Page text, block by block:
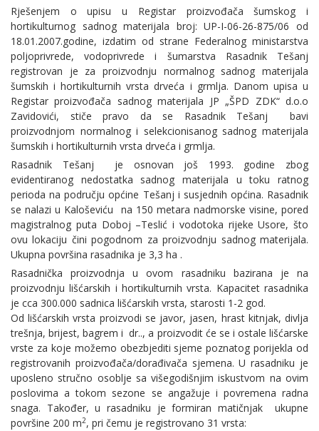
Rješenjem o upisu u Registar proizvođača šumskog i
hortikulturnog sadnog materijala broj: UP-I-06-26-875/06 od
18.01.2007.godine, izdatim od strane Federalnog ministarstva
poljoprivrede, vodoprivrede i šumarstva Rasadnik Tešanj
registrovan je za proizvodnju normalnog sadnog materijala
šumskih i hortikulturnih vrsta drveća i grmlja. Danom upisa u
Registar proizvođača sadnog materijala JP „ŠPD ZDK“ d.o.o
Zavidovići, stiče pravo da se Rasadnik Tešanj bavi
proizvodnjom normalnog i selekcionisanog sadnog materijala
šumskih i hortikulturnih vrsta drveća i grmlja.
Rasadnik Tešanj je osnovan još 1993. godine zbog
evidentiranog nedostatka sadnog materijala u toku ratnog
perioda na području općine Tešanj i susjednih općina. Rasadnik
se nalazi u Kaloševiću na 150 metara nadmorske visine, pored
magistralnog puta Doboj –Teslić i vodotoka rijeke Usore, što
ovu lokaciju čini pogodnom za proizvodnju sadnog materijala.
Ukupna površina rasadnika je 3,3 ha .
Rasadnička proizvodnja u ovom rasadniku bazirana je na
proizvodnju lišćarskih i hortikulturnih vrsta. Kapacitet rasadnika
je cca 300.000 sadnica lišćarskih vrsta, starosti 1-2 god.
Od lišćarskih vrsta proizvodi se javor, jasen, hrast kitnjak, divlja
trešnja, brijest, bagrem i dr.., a proizvodit će se i ostale lišćarske
vrste za koje možemo obezbjediti sjeme poznatog porijekla od
registrovanih proizvođača/dorađivača sjemena. U rasadniku je
uposleno stručno osoblje sa višegodišnjim iskustvom na ovim
poslovima a tokom sezone se angažuje i povremena radna
snaga. Također, u rasadniku je formiran matičnjak ukupne
površine 200 m2, pri čemu je registrovano 31 vrsta: